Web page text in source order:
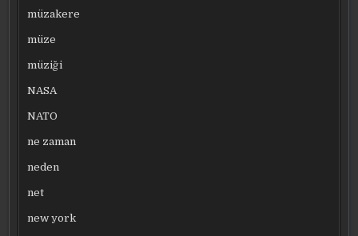
müzakere
müze
müziği
NASA
NATO
ne zaman
neden
net
new york